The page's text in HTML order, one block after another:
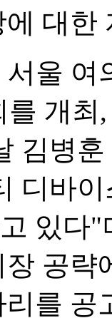
대한
울
개
김병
디바
있다
공략
를 공